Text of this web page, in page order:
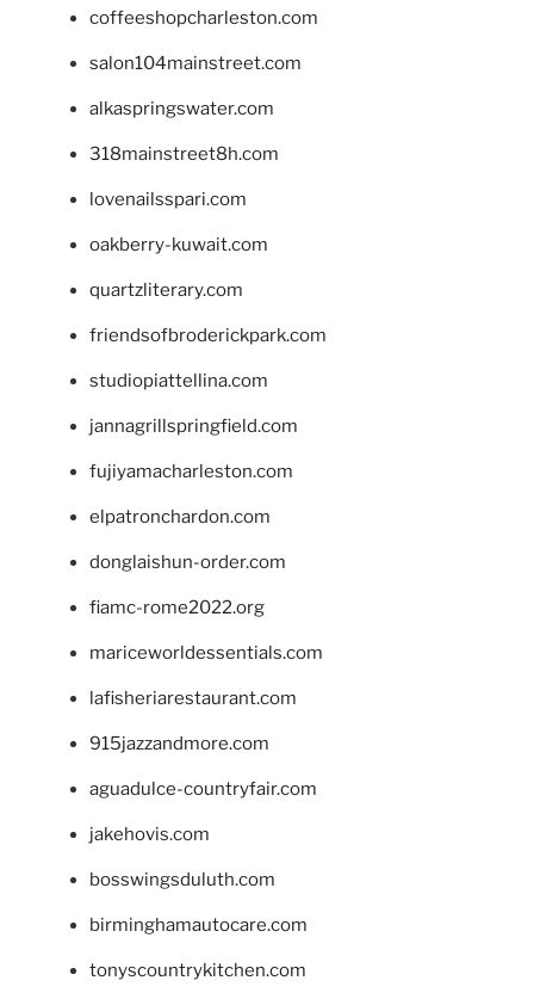
coffeeshopcharleston.com
salon104mainstreet.com
alkaspringswater.com
318mainstreet8h.com
lovenailsspari.com
oakberry-kuwait.com
quartzliterary.com
friendsofbroderickpark.com
studiopiattellina.com
jannagrillspringfield.com
fujiyamacharleston.com
elpatronchardon.com
donglaishun-order.com
fiamc-rome2022.org
mariceworldessentials.com
lafisheriarestaurant.com
915jazzandmore.com
aguadulce-countryfair.com
jakehovis.com
bosswingsduluth.com
birminghamautocare.com
tonyscountrykitchen.com